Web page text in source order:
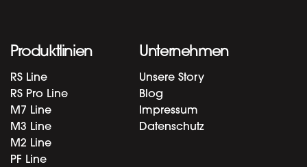
Produktlinien
RS Line
RS Pro Line
M7 Line
M3 Line
M2 Line
PF Line
Unternehmen
Unsere Story
Blog
Impressum
Datenschutz